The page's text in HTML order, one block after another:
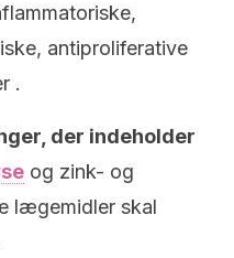
antiproliferative
.
der indeholder
og zink- og
lægemidler skal